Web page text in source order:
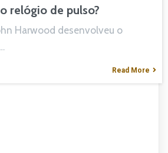
relógio de pulso?
Harwood desenvolveu o
Read More